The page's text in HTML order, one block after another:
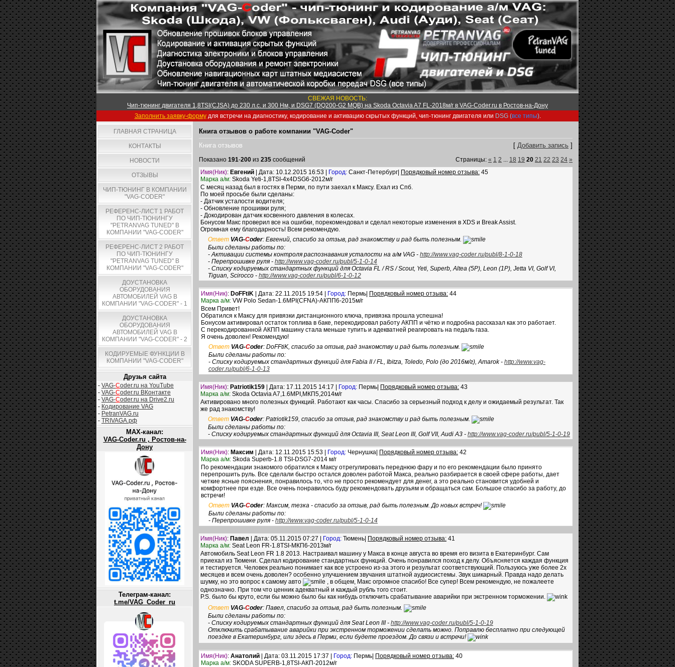
СВЕЖАЯ НОВОСТЬ:
Чип-тюнинг двигателя 1,8TSI(CJSA) до 230 л.с. и 300 Нм, и DSG7 (DQ200-G2 MQB) на Skoda Octavia A7 FL-2018м/г в VAG-Coder.ru в Ростов-на-Дону
Заполнить заявку-формудля встречи на диагностику, кодирование и активацию скрытых функций, чип-тюнинг двигателя или DSG (все типы).
ГЛАВНАЯ СТРАНИЦА
КОНТАКТЫ
НОВОСТИ
ОТЗЫВЫ
ЧИП-ТЮНИНГ В КОМПАНИИ
"VAG-CODER"
РЕФЕРЕНС-ЛИСТ 1 РАБОТ
ПО ЧИП-ТЮНИНГУ
"PETRANVAG TUNED" В
КОМПАНИИ "VAG-CODER"
РЕФЕРЕНС-ЛИСТ 2 РАБОТ
ПО ЧИП-ТЮНИНГУ
"PETRANVAG TUNED" В
КОМПАНИИ "VAG-CODER"
ДОУСТАНОВКА
ОБОРУДОВАНИЯ
АВТОМОБИЛЕЙ VAG В
КОМПАНИИ "VAG-CODER" - 1
ДОУСТАНОВКА
ОБОРУДОВАНИЯ
АВТОМОБИЛЕЙ VAG В
КОМПАНИИ "VAG-CODER" - 2
КОДИРУЕМЫЕ ФУНКЦИИ В
КОМПАНИИ "VAG-CODER"
Друзья сайта
- VAG-Coder.ru на YouTube
- VAG-Coder.ru ВКонтакте
- VAG-Coder.ru на Drive2.ru
- Кодирование VAG
- PetranVAG.ru
- TRIVAGA.рф
MAX-канал:
VAG-Coder.ru , Ростов-на-
Дону
Телеграм-канал:
t.me/VAG_Coder_ru
Книга отзывов о работе компании "VAG-Coder"
Книга отзывов
[ Добавить запись ]
Страницы: « 1 2 ... 18 19 20 21 22 23 24 »
Показано 191-200 из 235 сообщений
Имя(Ник): Евгений | Дата: 10.12.2015 16:53 | Город: Санкт-Петербург| Порядковый номер отзыва: 45
Марка а/м: Skoda Yeti-1,8TSI-4х4DSG6-2012м/г
С месяц назад был в гостях в Перми, по пути заехал к Максу. Ехал из Спб.
По моей просьбе были сделаны:
- Датчик усталости водителя;
- Обновление прошивки руля;
- Докодирован датчик косвенного давления в колесах.
Бонусом Макс проверил все на ошибки, порекомендовал и сделал некоторые изменения в XDS и Break Assist.
Огромная ему благодарность! Всем рекомендую.
Ответ VAG-Coder: Евгений, спасибо за отзыв, рад знакомству и рад быть полезным.
Были сделаны работы по:
- Активации системы контроля распознавания усталости на а/м VAG - http://www.vag-coder.ru/publ/8-1-0-18
- Перепрошивке руля - http://www.vag-coder.ru/publ/5-1-0-14
- Списку кодируемых стандартных функций для Octavia FL / RS / Scout, Yeti, Superb, Altea (5P), Leon (1P), Jetta VI, Golf VI,
Tiguan, Scirocco - http://www.vag-coder.ru/publ/6-1-0-12
Имя(Ник): DoFFtiK | Дата: 22.11.2015 19:54 | Город: Пермь| Порядковый номер отзыва: 44
Марка а/м: VW Polo Sedan-1.6MPI(CFNA)-АКПП6-2015м/г
Всем Привет!
Обратился к Максу для привязки дистанционного ключа, привязка прошла успешна!
Бонусом активировал остаток топлива в баке, перекодировал работу АКПП и чётко и подробна рассказал как это работает.
С перекодированной АКПП машину стала меньше тупить и адекватней реагировать на педаль газа.
Я очень доволен! Рекомендую!
Ответ VAG-Coder: DoFFtiK, спасибо за отзыв, рад знакомству и рад быть полезным.
Были сделаны работы по:
- Списку кодируемых стандартных функций для Fabia II / FL, Ibitza, Toledo, Polo (до 2016м/г), Amarok - http://www.vag-
coder.ru/publ/6-1-0-13
Имя(Ник): Patriotik159 | Дата: 17.11.2015 14:17 | Город: Пермь| Порядковый номер отзыва: 43
Марка а/м: Skoda Octavia A7,1.6MPI,МКП5,2014м/г
Активировано много полезных функций. Работают как часы. Спасибо за серьезный подход к делу и ожидаемый результат. Так
же рад знакомству!
Ответ VAG-Coder: Patriotik159, спасибо за отзыв, рад знакомству и рад быть полезным.
Были сделаны работы по:
- Списку кодируемых стандартных функций для Octavia III, Seat Leon III, Golf VII, Audi A3 - http://www.vag-coder.ru/publ/5-1-0-19
Имя(Ник): Максим | Дата: 12.11.2015 15:53 | Город: Чернушка| Порядковый номер отзыва: 42
Марка а/м: Skoda Superb-1.8 TSI-DSG7-2014 м/г
По рекомендации знакомого обратился к Максу отрегулировать переднюю фару и по его рекомендации было принято
перепрошить руль. Все сделали быстро остался доволен работой Макса, реально разбирается в своей сфере работы, дает
четкие ясные пояснения, понравилось то, что не просто рекомендует для денег, а это реально становится удобней и
комфортнее при езде. Все очень понравилось буду рекомендовать друзьям и обращаться сам. Большое спасибо за работу, до
встречи!
Ответ VAG-Coder: Максим, тезка - спасибо за отзыв, рад быть полезным. До новых встреч!
Были сделаны работы по:
- Перепрошивке руля - http://www.vag-coder.ru/publ/5-1-0-14
Имя(Ник): Павел | Дата: 05.11.2015 07:27 | Город: Тюмень| Порядковый номер отзыва: 41
Марка а/м: Seat Leon FR-1.8TSI-МКП6-2013м/г
Автомобиль Seat Leon FR 1.8 2013. Настраивал машину у Макса в конце августа во время его визита в Екатеринбург. Сам
приехал из Тюмени. Сделал кодирование стандартных функций. Очень понравился поход к делу. Объясняется каждая функция
и тестируется. Человек реально понимает как все устроено из-за этого и результат соответствующий. Пользуюсь уже более 2х
месяцев и всем очень доволен? особенно улучшением звучания штатной аудиосистемы. Звук шикарный. Правда надо делать
шумку, но это вопрос к самому авто
, в общем, Макс огромное спасибо! Все супер! Всем рекомендую, не пожалеете
однозначно. При том что ценник адекватный и каждый рубль того стоит.
P.S. было бы круто, если бы можно было бы как нибудь отключить срабатывание аварийки при экстренном торможении.
Ответ VAG-Coder: Павел, спасибо за отзыв, рад быть полезным.
Были сделаны работы по:
- Списку кодируемых стандартных функций для Seat Leon III - http://www.vag-coder.ru/publ/5-1-0-19
Отключить срабатывание аварийки при экстренном торможении сделать можно. Поправлю бесплатно при следующей
поездке в Екатеринбург, или здесь в Перми, если будете проездом. До связи и встречи!
Имя(Ник): Анатолий | Дата: 03.11.2015 17:37 | Город: Пермь| Порядковый номер отзыва: 40
Марка а/м: SKODA SUPERB-1,8TSI-АКП-2012м/г